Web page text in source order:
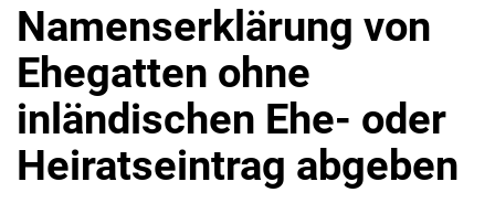
Namenserklärung von
Ehegatten ohne
inländischen Ehe- oder
Heiratseintrag abgeben